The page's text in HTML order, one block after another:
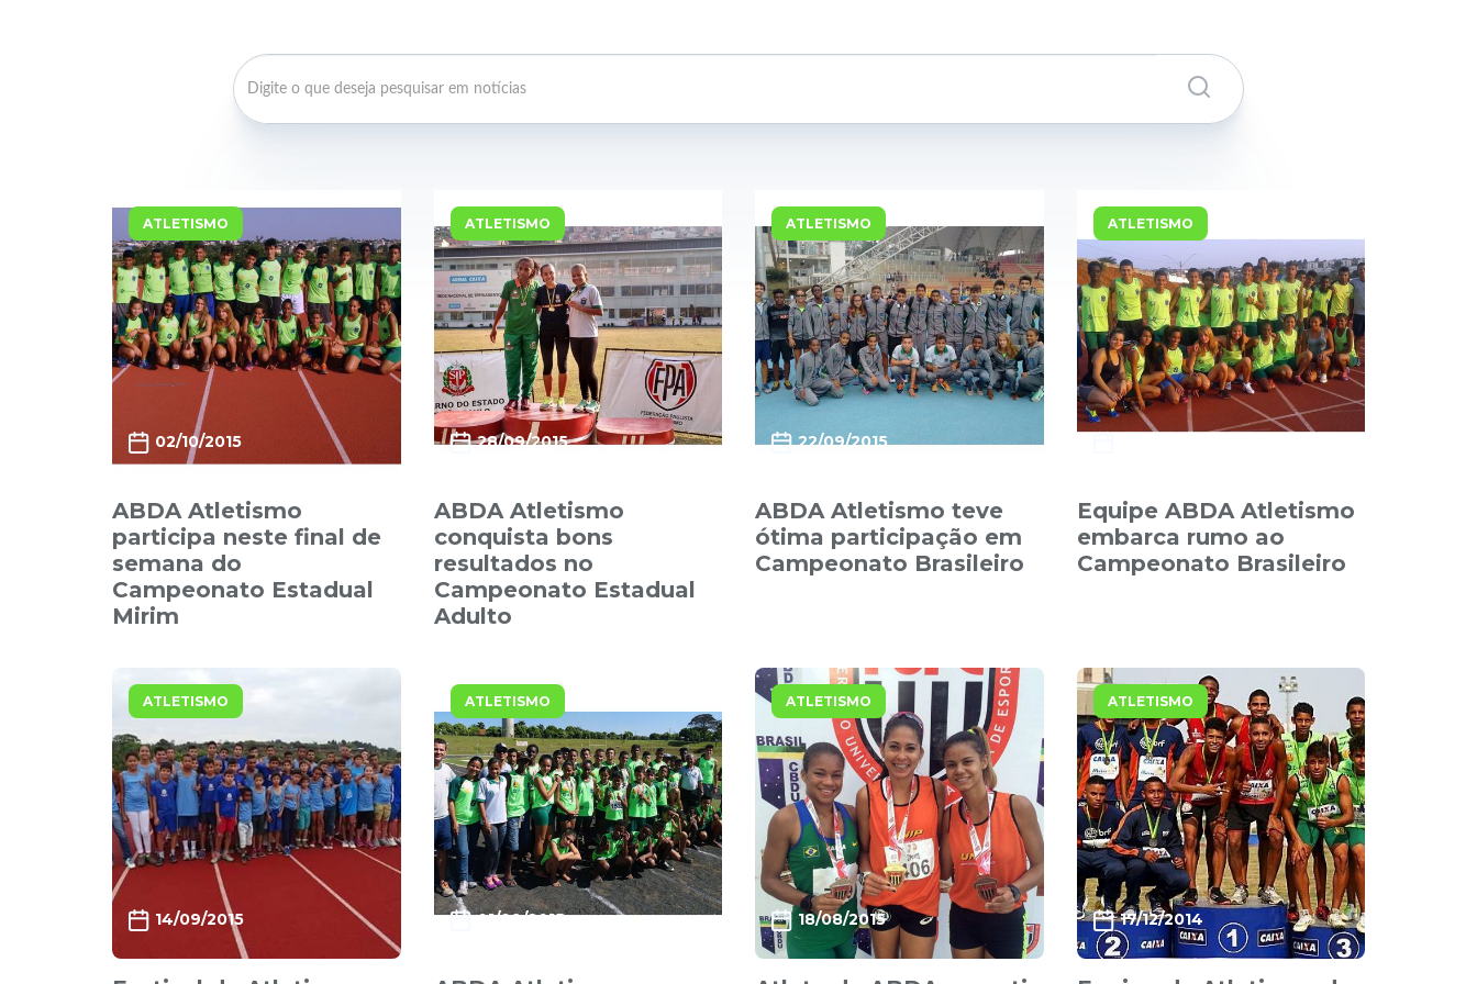
ATLETISMO
02/10/2015
ABDA Atletismo
participa neste final de
semana do
Campeonato Estadual
Mirim
ATLETISMO
28/09/2015
ABDA Atletismo
conquista bons
resultados no
Campeonato Estadual
Adulto
ATLETISMO
22/09/2015
ABDA Atletismo teve
ótima participação em
Campeonato Brasileiro
ATLETISMO
Equipe ABDA Atletismo
embarca rumo ao
Campeonato Brasileiro
ATLETISMO
14/09/2015
ATLETISMO
01/09/2015
ATLETISMO
18/08/2015
ATLETISMO
17/12/2014